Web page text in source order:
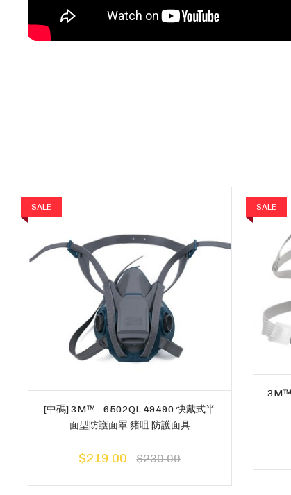
SALE
[中碼] 3M™ - 6502QL 49490 快戴式半
面型防護面罩 豬咀 防護面具
$219.00 $230.00
SALE
3M™